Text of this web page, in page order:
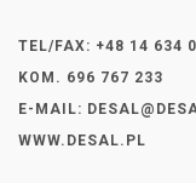
TEL/FAX: +48 14 634
KOM. 696 767 233
E-MAIL:
WWW.DESAL.PL